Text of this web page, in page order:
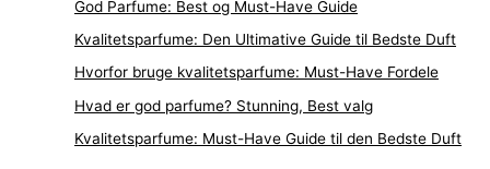
God Parfume: Best og Must-Have Guide
Kvalitetsparfume: Den Ultimative Guide til Bedste Duft
Hvorfor bruge kvalitetsparfume: Must-Have Fordele
Hvad er god parfume? Stunning, Best valg
Kvalitetsparfume: Must-Have Guide til den Bedste Duft